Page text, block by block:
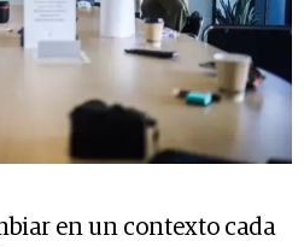
en un contexto cada